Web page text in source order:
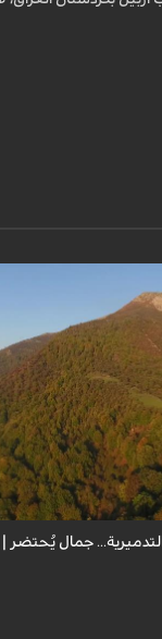
أجمل الموائل الطبيعية
والمشاريع التدميرية
جمال يُحتضر |